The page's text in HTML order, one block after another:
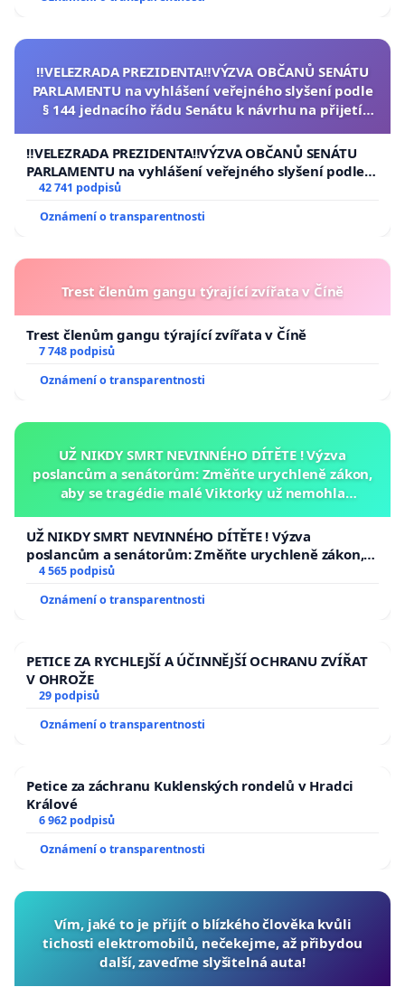
‼️VELEZRADA PREZIDENTA‼️VÝZVA OBČANŮ SENÁTU
PARLAMENTU na vyhlášení veřejného slyšení podle
§ 144 jednacího řádu Senátu k návrhu na přijetí
republiky
‼️VELEZRADA PREZIDENTA‼️VÝZVA OBČANŮ SENÁTU
PARLAMENTU na vyhlášení veřejného slyšení podle §
144 jednacího řádu Senátu k návrhu na přijetí
usnesení k podání ústavní žaloby na prezidenta
republiky
42 741 podpisů
Oznámení o transparentnosti
Trest členům gangu týrající zvířata v Číně
Trest členům gangu týrající zvířata v Číně
7 748 podpisů
Oznámení o transparentnosti
UŽ NIKDY SMRT NEVINNÉHO DÍTĚTE ! Výzva
poslancům a senátorům: Změňte urychleně zákon,
aby se tragédie malé Viktorky už nemohla
UŽ NIKDY SMRT NEVINNÉHO DÍTĚTE ! Výzva
poslancům a senátorům: Změňte urychleně zákon,
aby se tragédie malé Viktorky už nemohla opakovat!
4 565 podpisů
Oznámení o transparentnosti
PETICE ZA RYCHLEJŠÍ A ÚČINNĚJŠÍ OCHRANU ZVÍŘAT
V OHROŽE
29 podpisů
Oznámení o transparentnosti
Petice za záchranu Kuklenských rondelů v Hradci
Králové
6 962 podpisů
Oznámení o transparentnosti
Vím, jaké to je přijít o blízkého člověka kvůli
tichosti elektromobilů, nečekejme, až přibydou
další, zaveďme slyšitelná auta!